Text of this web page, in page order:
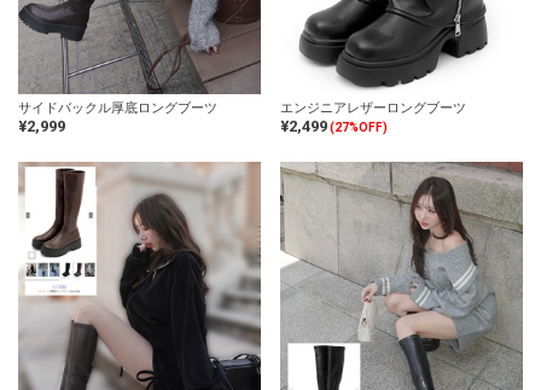
サイドバックル厚底ロングブーツ
¥2,999
エンジニアレザーロングブーツ
¥2,499(27%OFF)